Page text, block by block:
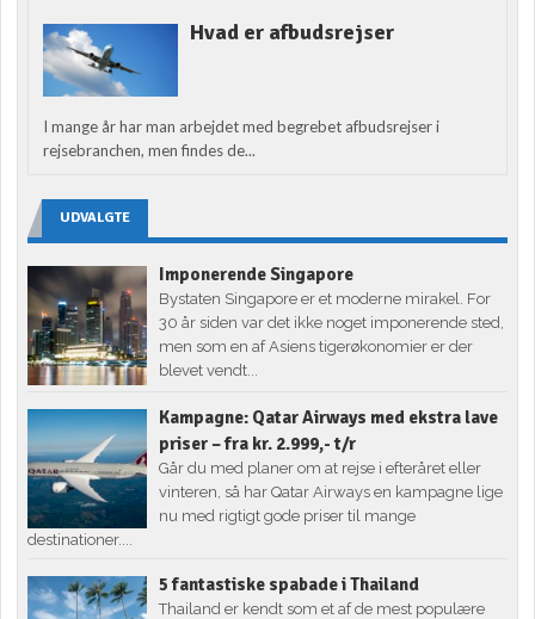
Hvad er afbudsrejser
I mange år har man arbejdet med begrebet afbudsrejser i
rejsebranchen, men findes de...
UDVALGTE
Imponerende Singapore
Bystaten Singapore er et moderne mirakel. For
30 år siden var det ikke noget imponerende sted,
men som en af Asiens tigerøkonomier er der
blevet vendt...
Kampagne: Qatar Airways med ekstra lave
priser – fra kr. 2.999,- t/r
Går du med planer om at rejse i efteråret eller
vinteren, så har Qatar Airways en kampagne lige
nu med rigtigt gode priser til mange
destinationer....
5 fantastiske spabade i Thailand
Thailand er kendt som et af de mest populære